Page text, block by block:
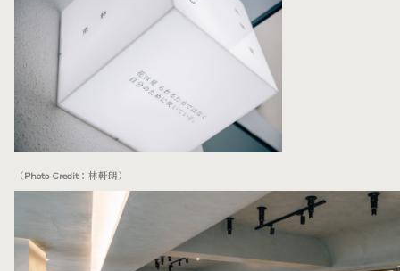
（Photo Credit：林軒朗）